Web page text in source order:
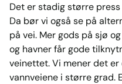
Det er stadig større
Da bør vi også se på
på vei. Mer gods på sjø
og havner får gode
veinettet. Vi mener det
vannveiene i større grad.